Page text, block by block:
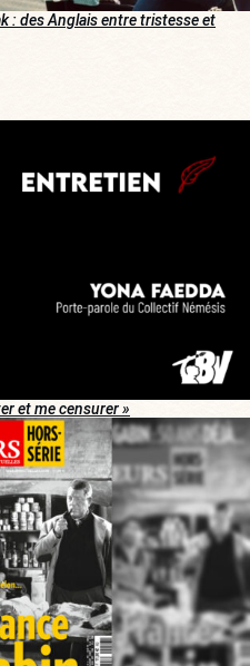
: des Anglais entre tristesse et
et me censurer »